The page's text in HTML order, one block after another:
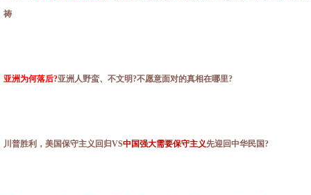
祷
亚洲为何落后?亚洲人野蛮、不文明?不愿意面对的真相在哪里?
川普胜利，美国保守主义回归VS中国强大需要保守主义先迎回中华民国?